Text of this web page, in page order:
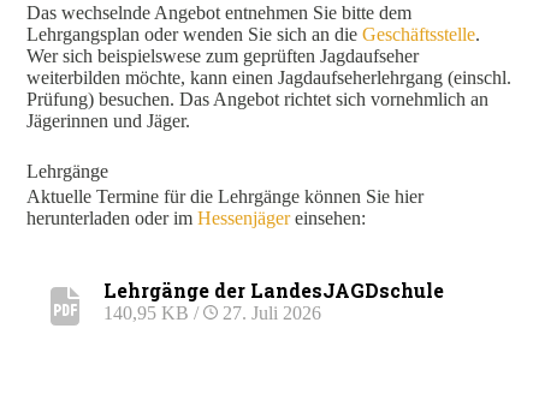
Das wechselnde Angebot entnehmen Sie bitte dem
Lehrgangsplan oder wenden Sie sich an dieGeschäftsstelle.
Wer sich beispielswese zum geprüften Jagdaufseher
weiterbilden möchte, kann einen Jagdaufseherlehrgang (einschl.
Prüfung) besuchen. Das Angebot richtet sich vornehmlich an
Jägerinnen und Jäger.
Lehrgänge
Aktuelle Termine für die Lehrgänge können Sie hier
herunterladen oder imHessenjägereinsehen:
Lehrgänge der LandesJAGDschule
140,95 KB / 27. Juli 2026